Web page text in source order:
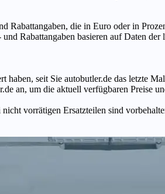
Rabattangaben, die in Euro oder in
Rabattangaben basieren auf Daten der
seit Sie autobutler.de das letzte
an, um die aktuell verfügbaren Preise
vorrätigen Ersatzteilen sind